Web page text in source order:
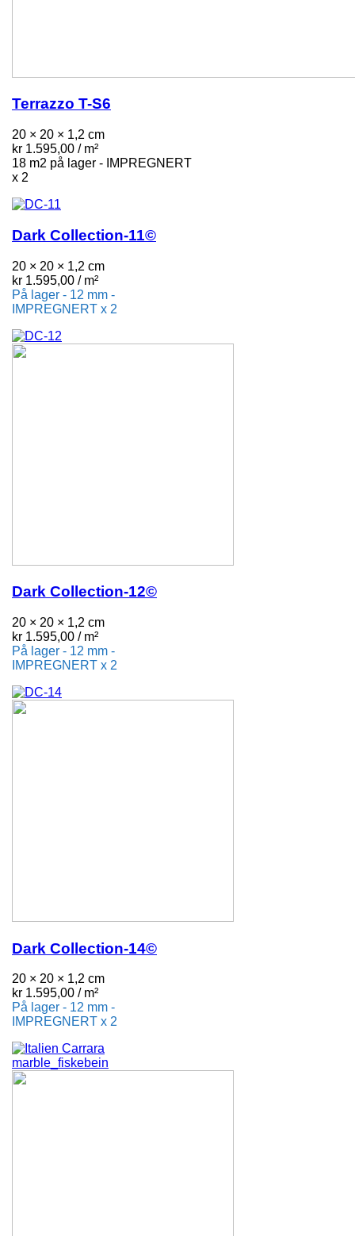
Terrazzo T-S6
20 × 20 × 1,2 cm
kr 1.595,00 / m²
18 m2 på lager - IMPREGNERT
x 2
Dark Collection-11©
20 × 20 × 1,2 cm
kr 1.595,00 / m²
På lager - 12 mm -
IMPREGNERT x 2
Dark Collection-12©
20 × 20 × 1,2 cm
kr 1.595,00 / m²
På lager - 12 mm -
IMPREGNERT x 2
Dark Collection-14©
20 × 20 × 1,2 cm
kr 1.595,00 / m²
På lager - 12 mm -
IMPREGNERT x 2